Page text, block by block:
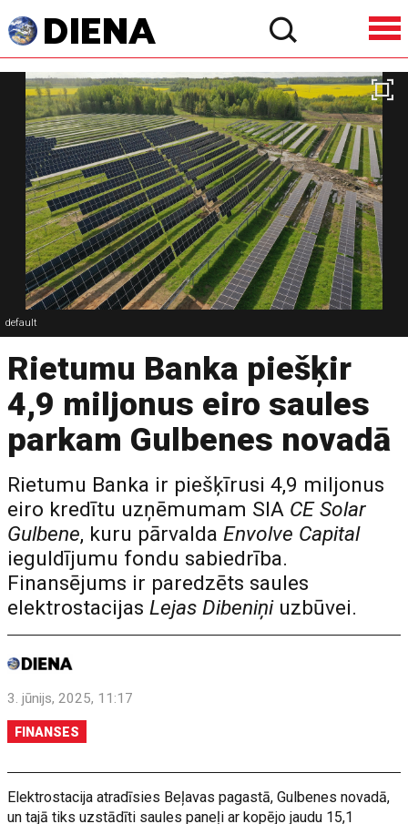
default
Rietumu Banka piešķir
4,9 miljonus eiro saules
parkam Gulbenes novadā
Rietumu Banka ir piešķīrusi 4,9 miljonus
eiro kredītu uzņēmumam SIA CE Solar
Gulbene, kuru pārvaldaEnvolve Capital
ieguldījumu fondu sabiedrība.
Finansējums ir paredzēts saules
elektrostacijasLejas Dibeniņiuzbūvei.
3. jūnijs, 2025, 11:17
FINANSES
Elektrostacija atradīsies Beļavas pagastā, Gulbenes novadā,
un tajā tiks uzstādīti saules paneļi ar kopējo jaudu 15,1